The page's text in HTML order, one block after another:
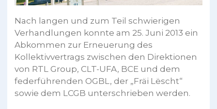
Nach langen und zum Teil schwierigen
Verhandlungen konnte am 25. Juni 2013 ein
Abkommen zur Erneuerung des
Kollektivvertrags zwischen den Direktionen
von RTL Group, CLT-UFA, BCE und dem
federführenden OGBL, der „Fräi Lëscht“
sowie dem LCGB unterschrieben werden.